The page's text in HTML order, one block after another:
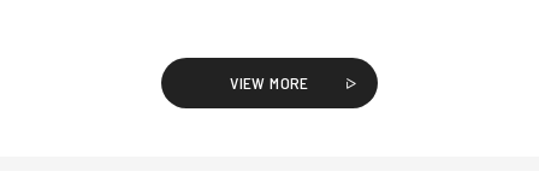
VIEW MORE